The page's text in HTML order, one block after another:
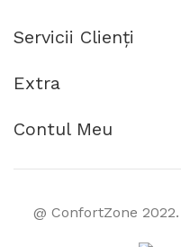
Servicii Clienţi
Extra
Contul Meu
@ ConfortZone